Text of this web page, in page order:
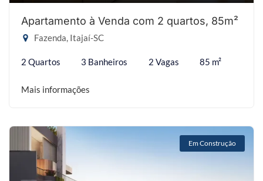
Apartamento à Venda com 2 quartos, 85m²
Fazenda, Itajaí-SC
2 Quartos 3 Banheiros 2 Vagas 85 m²
Mais informações
Em Construção